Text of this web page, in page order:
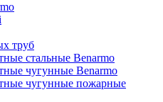
труб
стальные Benarmo
чугунные Benarmo
чугунные пожарные